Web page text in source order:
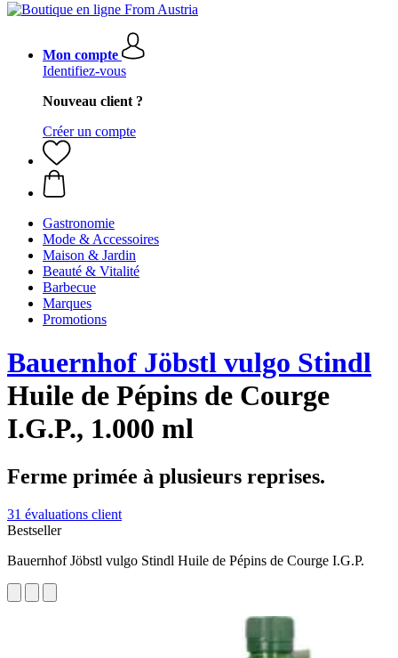
Mon compte
Identifiez-vous
Nouveau client ?
Créer un compte
Gastronomie
Mode & Accessoires
Maison & Jardin
Beauté & Vitalité
Barbecue
Marques
Promotions
Bauernhof Jöbstl vulgo Stindl
Huile de Pépins de Courge
I.G.P., 1.000 ml
Ferme primée à plusieurs reprises.
31 évaluations client
Bestseller
Bauernhof Jöbstl vulgo Stindl Huile de Pépins de Courge I.G.P.